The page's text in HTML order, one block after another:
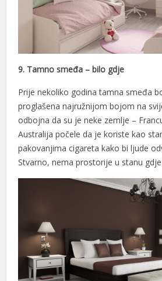
9. Tamno smeđa – bilo gdje
Prije nekoliko godina tamna smeđa
proglašena najružnijom bojom na
odbojna da su je neke zemlje –
Australija počele da je koriste kao
pakovanjima cigareta kako bi ljude
Stvarno, nema prostorije u stanu